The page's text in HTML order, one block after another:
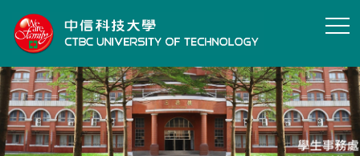
到
主
要
內
容
區